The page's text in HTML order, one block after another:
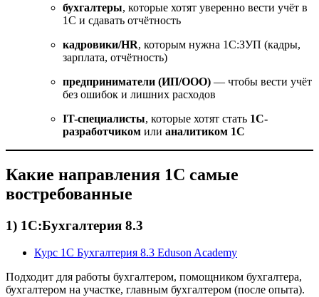
бухгалтеры, которые хотят уверенно вести учёт в
1С и сдавать отчётность
кадровики/HR, которым нужна 1С:ЗУП (кадры,
зарплата, отчётность)
предприниматели (ИП/ООО) — чтобы вести учёт
без ошибок и лишних расходов
IT-специалисты, которые хотят стать 1С-
разработчиком или аналитиком 1С
Какие направления 1С самые
востребованные
1) 1С:Бухгалтерия 8.3
Курс 1С Бухгалтерия 8.3 Eduson Academy
Подходит для работы бухгалтером, помощником бухгалтера,
бухгалтером на участке, главным бухгалтером (после опыта).